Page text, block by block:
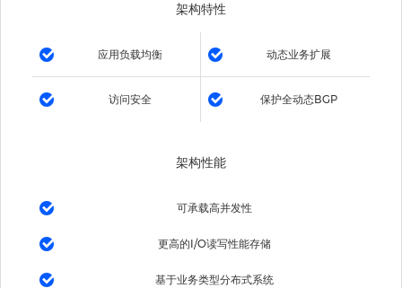
架构特性
应用负载均衡 动态业务扩展
访问安全 保护全动态BGP
架构性能
可承载高并发性
更高的I/O读写性能存储
基于业务类型分布式系统